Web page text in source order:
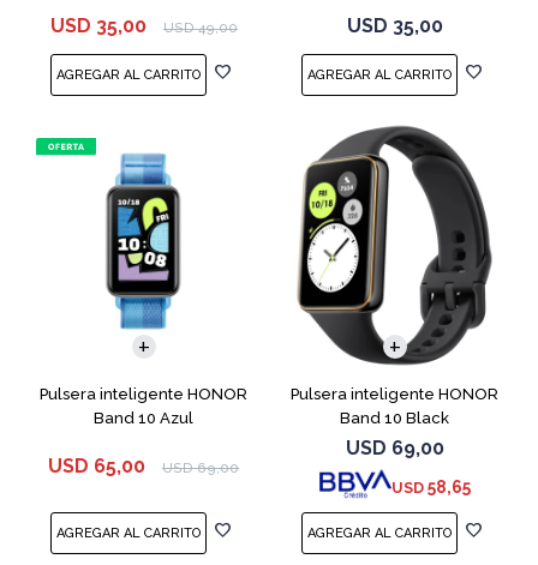
USD 35,00 USD 49,00 USD 35,00
Pulsera inteligente HONOR
Band 10 Azul
USD 65,00 USD 69,00
Pulsera inteligente HONOR
Band 10 Black
USD 69,00
USD 58,65